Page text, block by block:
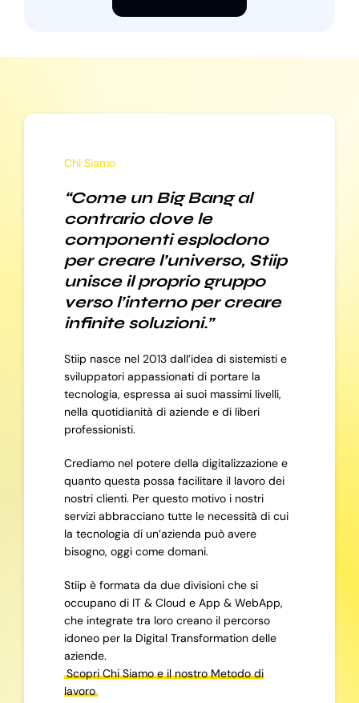
Chi Siamo
“Come un Big Bang al
contrario dove le
componenti esplodono
per creare l’universo, Stiip
unisce il proprio gruppo
verso l’interno per creare
infinite soluzioni.”
Stiip nasce nel 2013 dall’idea di sistemisti e
sviluppatori appassionati di portare la
tecnologia, espressa ai suoi massimi livelli,
nella quotidianità di aziende e di liberi
professionisti.
Crediamo nel potere della digitalizzazione e
quanto questa possa facilitare il lavoro dei
nostri clienti. Per questo motivo i nostri
servizi abbracciano tutte le necessità di cui
la tecnologia di un’azienda può avere
bisogno, oggi come domani.
Stiip è formata da due divisioni che si
occupano di IT & Cloud e App & WebApp,
che integrate tra loro creano il percorso
idoneo per la Digital Transformation delle
aziende.
Scopri Chi Siamo e il nostro Metodo di
lavoro